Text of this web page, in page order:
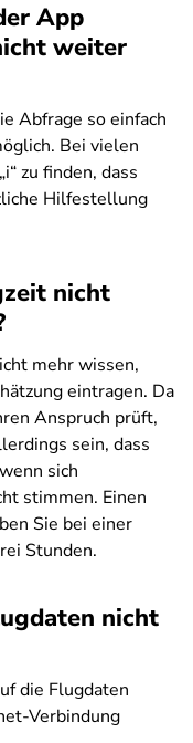
App
weiter
Abfrage so einfach
Bei vielen
zu finden, dass
Hilfestellung
nicht
mehr wissen,
eintragen. Da
Anspruch prüft,
sein, dass
sich
stimmen. Einen
Sie bei einer
Stunden.
nicht
die Flugdaten
Verbindung